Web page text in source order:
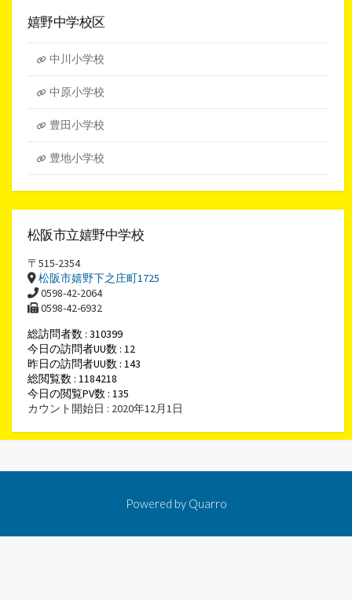
イ
嬉野中学校区
中川小学校
中原小学校
豊田小学校
豊地小学校
松阪市立嬉野中学校
〒515-2354
松阪市嬉野下之庄町1725
0598-42-2064
0598-42-6932
総訪問者数 : 310399
今日の訪問者UU数 : 12
昨日の訪問者UU数 : 143
総閲覧数 : 1184218
今日の閲覧PV数 : 135
カウント開始日 : 2020年12月1日
Powered by Quarro